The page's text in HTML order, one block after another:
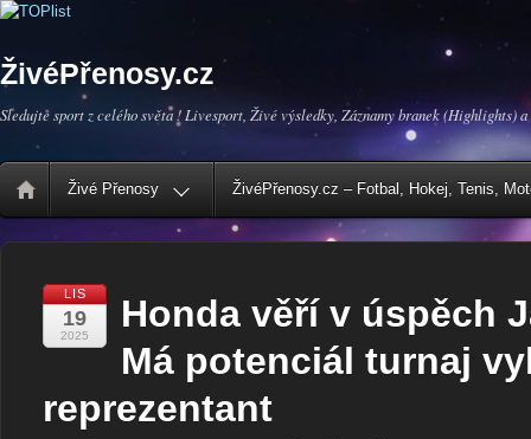
ŽivéPřenosy.cz
Sledujte sport z celého světa ! Livesport, Živé výsledky, Záznamy branek (Highlights) a
Živé Přenosy ŽivéPřenosy.cz – Fotbal, Hokej, Tenis,
LIS
19
2025
Honda věří v úspěch
Má potenciál turnaj
reprezentant